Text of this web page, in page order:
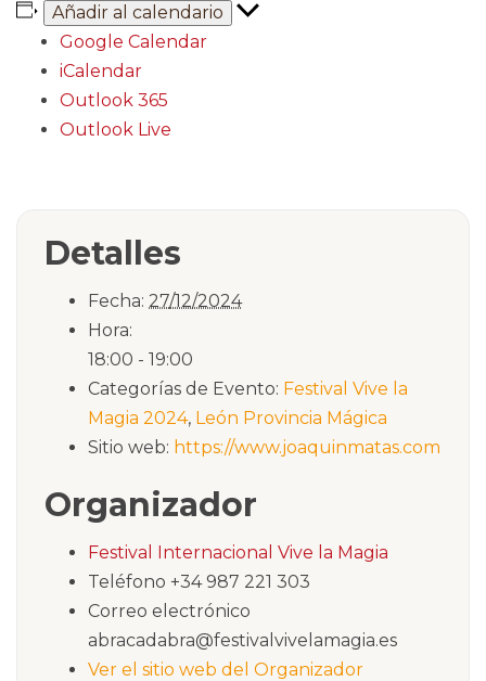
Añadir al calendario
Google Calendar
iCalendar
Outlook 365
Outlook Live
Detalles
Fecha: 27/12/2024
Hora:
18:00 - 19:00
Categorías de Evento: Festival Vive la
Magia 2024, León Provincia Mágica
Sitio web: https://www.joaquinmatas.com
Organizador
Festival Internacional Vive la Magia
Teléfono +34 987 221 303
Correo electrónico
abracadabra@festivalvivelamagia.es
Ver el sitio web del Organizador